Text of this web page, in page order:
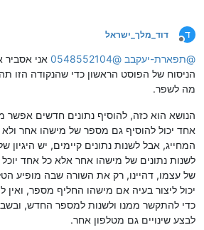
ד
מנותק
דוד_מלך_ישראל
@תפארת-יעקבב @
0548552104 אני אסביר
הניסוח של הפוסט הראשון כדי שהנקודה הזו
מה לשפר.
הנושא הוא כזה, להוסיף נתונים חדשים אפשר
אחד יכול להוסיף גם מספר של מישהו אחר
המחייג, אבל לשנות נתונים קיימים, יש היגיון
לשנות נתונים של מישהו אחר אלא כל אחד
של עצמו, דהיינו, רק את השורה שבה מופיע
יכול ליצור בעיה אם מישהו החליף מספר,
כדי להתקשר ממנו ולשנות למספר החדש,
לבצע שינויים גם מטלפון אחר.